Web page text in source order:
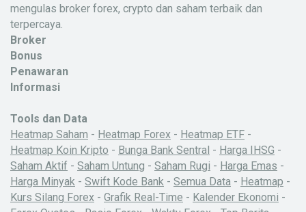
mengulas broker forex, crypto dan saham terbaik dan
terpercaya.
Broker
Bonus
Penawaran
Informasi
Tools dan Data
Heatmap Saham - Heatmap Forex - Heatmap ETF -
Heatmap Koin Kripto - Bunga Bank Sentral - Harga IHSG -
Saham Aktif - Saham Untung - Saham Rugi - Harga Emas -
Harga Minyak - Swift Kode Bank - Semua Data - Heatmap -
Kurs Silang Forex - Grafik Real-Time - Kalender Ekonomi -